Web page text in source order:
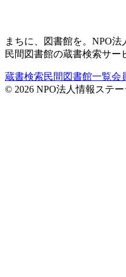
まちに、図書館を。NPO
民間図書館の蔵書検索サー
蔵書検索民間図書館一覧会
© 2026 NPO法人情報ステー